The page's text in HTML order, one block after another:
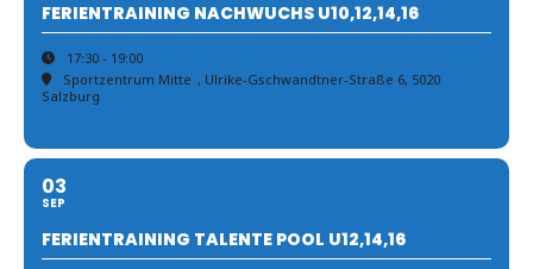
FERIENTRAINING NACHWUCHS U10,12,14,16
17:30 - 19:00
Sportzentrum Mitte , Ulrike-Gschwandtner-Straße 6, 5020
Salzburg
03
SEP
FERIENTRAINING TALENTE POOL U12,14,16